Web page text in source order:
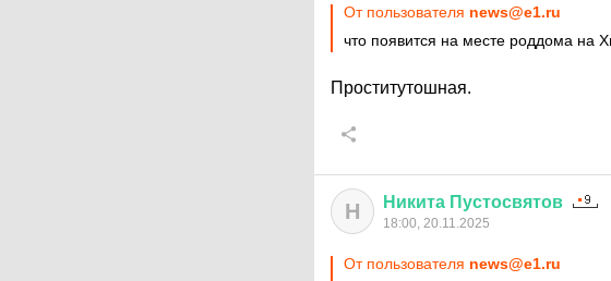
От пользователя news@e1.ru
что появится на месте роддома на
Проститутошная.
Н Никита Пустосвятов
18:00, 20.11.2025
От пользователя news@e1.ru